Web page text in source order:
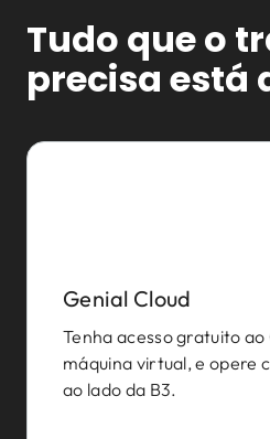
Tudo que o
precisa está
Genial Cloud
Tenha acesso gratuito ao
máquina virtual, e opere
ao lado da B3.